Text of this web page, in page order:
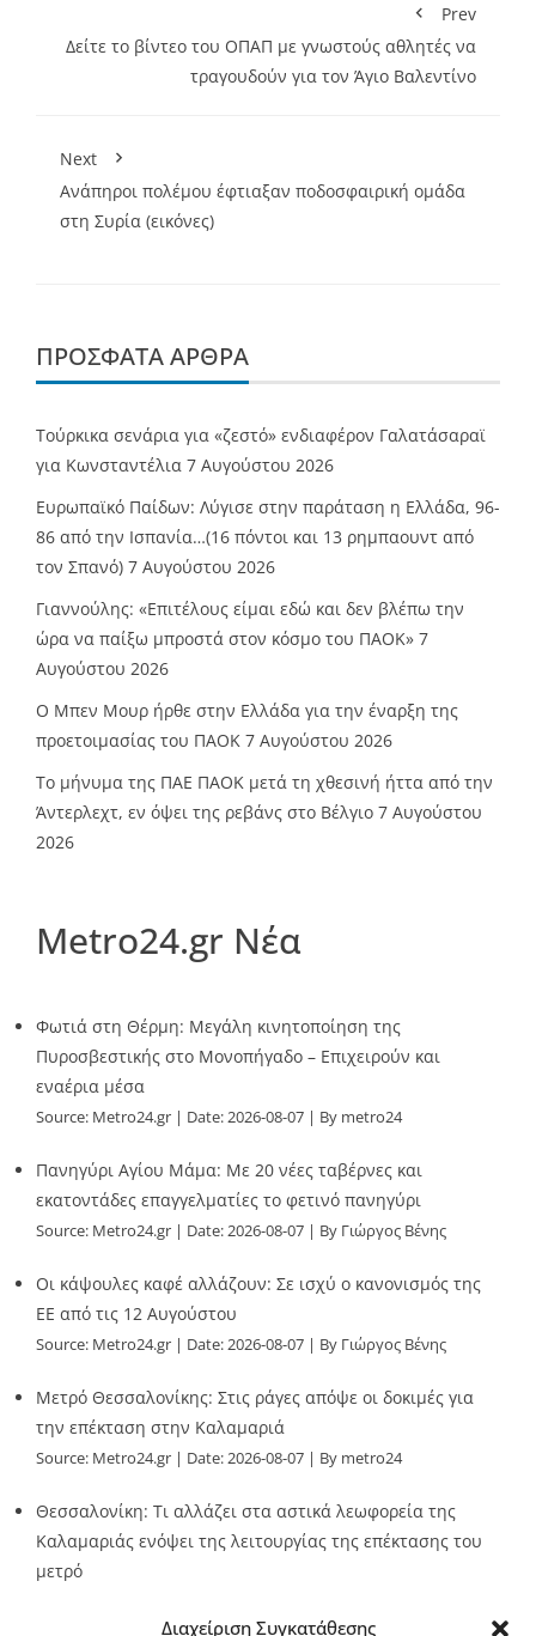
Διαχείριση Συγκατάθεσης
Prev
Δείτε το βίντεο του ΟΠΑΠ με γνωστούς αθλητές να
τραγουδούν για τον Άγιο Βαλεντίνο
Next
Ανάπηροι πολέμου έφτιαξαν ποδοσφαιρική ομάδα
στη Συρία (εικόνες)
ΠΡΌΣΦΑΤΑ ΆΡΘΡΑ
Τούρκικα σενάρια για «ζεστό» ενδιαφέρον Γαλατάσαραϊ
για Κωνσταντέλια 7 Αυγούστου 2026
Ευρωπαϊκό Παίδων: Λύγισε στην παράταση η Ελλάδα, 96-
86 από την Ισπανία…(16 πόντοι και 13 ρημπαουντ από
τον Σπανό) 7 Αυγούστου 2026
Γιαννούλης: «Επιτέλους είμαι εδώ και δεν βλέπω την
ώρα να παίξω μπροστά στον κόσμο του ΠΑΟΚ» 7
Αυγούστου 2026
O Mπεν Μουρ ήρθε στην Ελλάδα για την έναρξη της
προετοιμασίας του ΠΑΟΚ 7 Αυγούστου 2026
Το μήνυμα της ΠΑΕ ΠΑΟΚ μετά τη χθεσινή ήττα από την
Άντερλεχτ, εν όψει της ρεβάνς στο Βέλγιο 7 Αυγούστου
2026
Metro24.gr Νέα
Φωτιά στη Θέρμη: Μεγάλη κινητοποίηση της
Πυροσβεστικής στο Μονοπήγαδο – Επιχειρούν και
εναέρια μέσα
Source: Metro24.gr Date: 2026-08-07 By metro24
Πανηγύρι Αγίου Μάμα: Με 20 νέες ταβέρνες και
εκατοντάδες επαγγελματίες το φετινό πανηγύρι
Source: Metro24.gr Date: 2026-08-07 By Γιώργος Βένης
Οι κάψουλες καφέ αλλάζουν: Σε ισχύ ο κανονισμός της
ΕΕ από τις 12 Αυγούστου
Source: Metro24.gr Date: 2026-08-07 By Γιώργος Βένης
Μετρό Θεσσαλονίκης: Στις ράγες απόψε οι δοκιμές για
την επέκταση στην Καλαμαριά
Source: Metro24.gr Date: 2026-08-07 By metro24
Θεσσαλονίκη: Τι αλλάζει στα αστικά λεωφορεία της
Καλαμαριάς ενόψει της λειτουργίας της επέκτασης του
μετρό